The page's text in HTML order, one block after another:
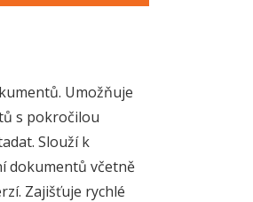
Umožňuje
s pokročilou
Slouží k
dokumentů včetně
Zajišťuje rychlé